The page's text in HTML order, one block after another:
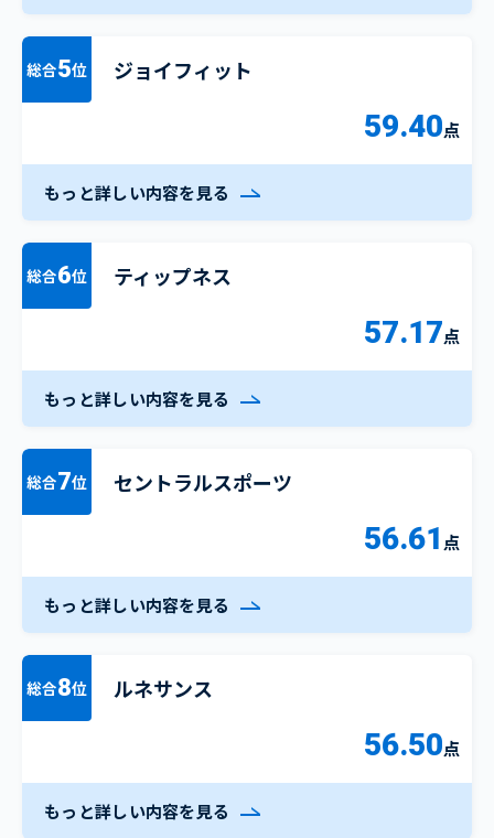
総合5位 ジョイフィット
59.40点
もっと詳しい内容を見る
総合6位 ティップネス
57.17点
もっと詳しい内容を見る
総合7位 セントラルスポーツ
56.61 点
もっと詳しい内容を見る
総合8位 ルネサンス
56.50点
もっと詳しい内容を見る